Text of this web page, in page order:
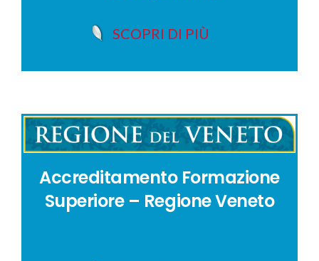
SCOPRI DI PIÙ
Accreditamento Formazione
Superiore – Regione Veneto